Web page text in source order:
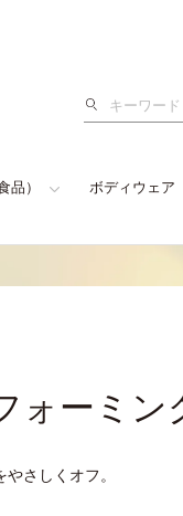
検
品） ボディウェア
ォーミン
さしくオフ。